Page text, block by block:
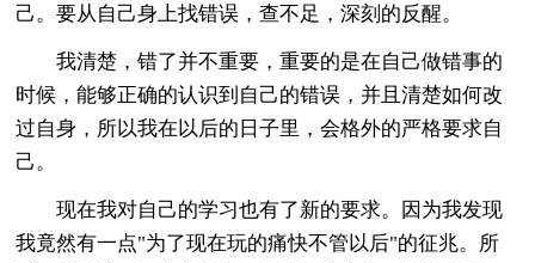
己。要从自己身上找错误，查不足，深刻的反醒。
我清楚，错了并不重要，重要的是在自己做错事的
时候，能够正确的认识到自己的错误，并且清楚如何改
过自身，所以我在以后的日子里，会格外的严格要求自
己。
现在我对自己的学习也有了新的要求。因为我发现
我竟然有一点"为了现在玩的痛快不管以后"的征兆。所